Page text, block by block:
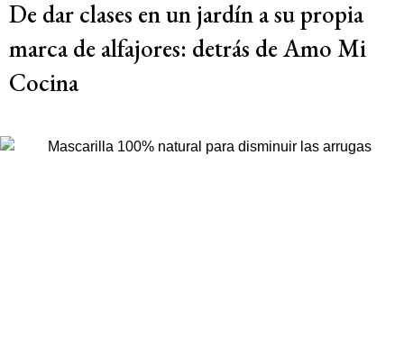
De dar clases en un jardín a su propia
marca de alfajores: detrás de Amo Mi
Cocina